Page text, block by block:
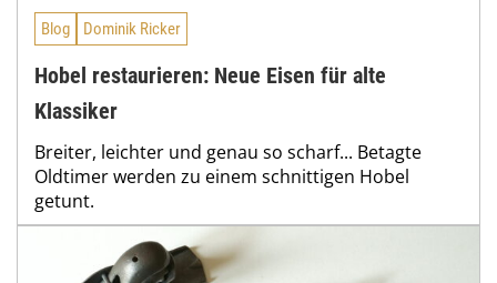
Blog Dominik Ricker
Hobel restaurieren: Neue Eisen für alte
Klassiker
Breiter, leichter und genau so scharf... Betagte
Oldtimer werden zu einem schnittigen Hobel
getunt.